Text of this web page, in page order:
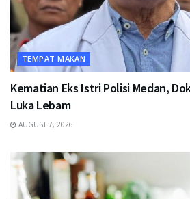
TEMPAT MAKAN
Kematian Eks Istri Polisi Medan,
Luka Lebam
AUGUST 7, 2026